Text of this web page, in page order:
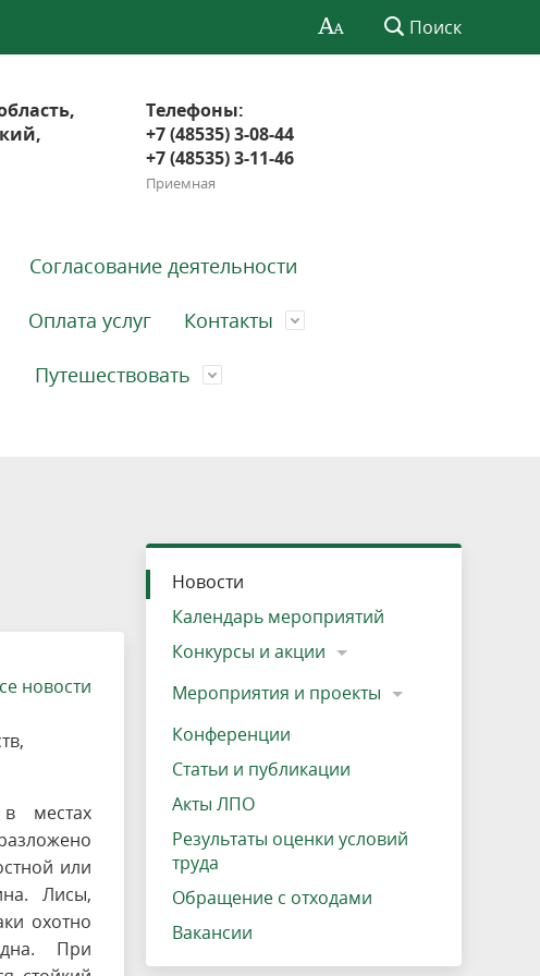
Поиск
Телефоны:
+7 (48535) 3-08-44
+7 (48535) 3-11-46
Приемная
Озеро Плещеево
Вакансии
Согласование деятельности
Экологические тропы и туристские
маршруты
Прокат велосипедов
Адрес, телефон, схема проезда
Результаты оценки условий труда
Оплата услуг Контакты
Интерактивная карта
Кадастр объектов животного мира, не
отнесенных к объектам охоты
Путешествовать
новости
местах
или
Лисы,
охотно
При
Новости
Календарь мероприятий
Конкурсы и акции
Мероприятия и проекты
Конференции
Статьи и публикации
Акты ЛПО
Результаты оценки условий
труда
Обращение с отходами
Вакансии